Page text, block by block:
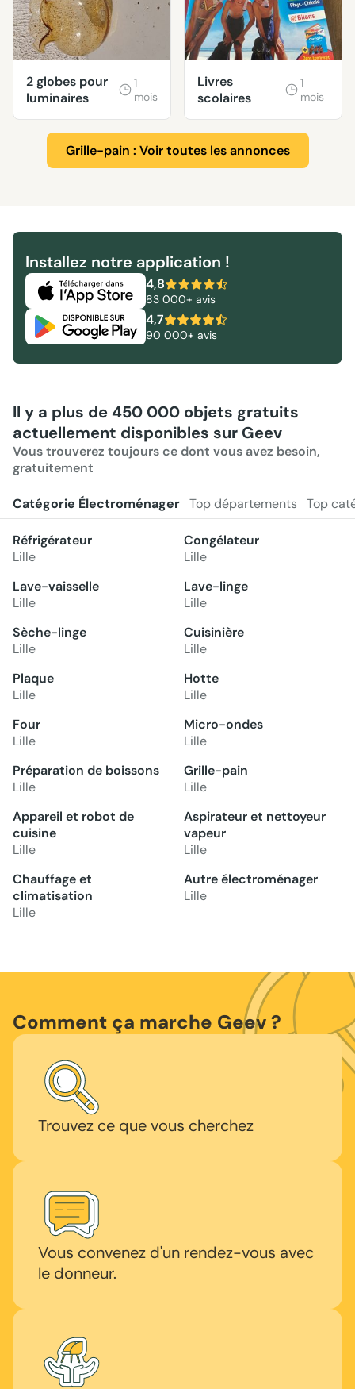
2 globes pour
luminaires
1
mois
Livres
scolaires
1
mois
Grille-pain : Voir toutes les annonces
Installez notre application !
4,8
83 000+ avis
4,7
90 000+ avis
Il y a plus de 450 000 objets gratuits
actuellement disponibles sur Geev
Vous trouverez toujours ce dont vous avez besoin,
gratuitement
Catégorie Électroménager Top départements Top
Réfrigérateur
Lille
Congélateur
Lille
Lave-vaisselle
Lille
Lave-linge
Lille
Sèche-linge
Lille
Cuisinière
Lille
Plaque
Lille
Hotte
Lille
Four
Lille
Micro-ondes
Lille
Préparation de boissons
Lille
Grille-pain
Lille
Appareil et robot de
cuisine
Lille
Aspirateur et nettoyeur
vapeur
Lille
Chauffage et
climatisation
Lille
Autre électroménager
Lille
Comment ça marche Geev ?
Trouvez ce que vous cherchez
Vous convenez d'un rendez-vous avec
le donneur.